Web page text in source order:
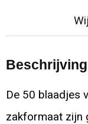
Beschrijving
De 50 blaadjes
zakformaat zijn